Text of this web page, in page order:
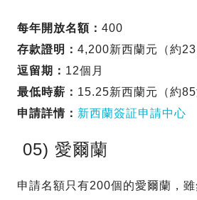
每年開放名額： 400
存款證明： 4,200新西蘭元（約
逗留期： 12個月
最低時薪： 15.25新西蘭元（約85
申請詳情： 新西蘭簽証申請中心
05) 愛爾蘭
申請名額只有200個的愛爾蘭，